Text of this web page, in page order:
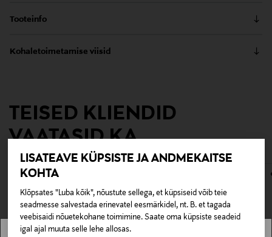
LISATEAVE KÜPSISTE JA ANDMEKAITSE
KOHTA
Klõpsates "Luba kõik", nõustute sellega, et küpsiseid võib teie
seadmesse salvestada erinevatel eesmärkidel, nt. B. et tagada
veebisaidi nõuetekohane toimimine. Saate oma küpsiste seadeid
igal ajal muuta selle lehe allosas.
Tooteinfo
seikluseks. Kohvilusikas on kaunistatud
Tootenumber
117306156
Tootjamaa
Tootja
Fiskars Oyj
Kohaletoimetamise viisid
Tarnimine pakiautomaati või postkontorisse
TEISED KLIENDID
VAATASID KA